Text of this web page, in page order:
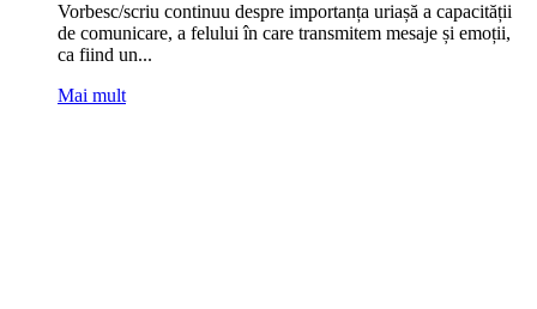
Vorbesc/scriu continuu despre importanța uriașă a capacității
de comunicare, a felului în care transmitem mesaje și emoții,
ca fiind un...
Mai mult